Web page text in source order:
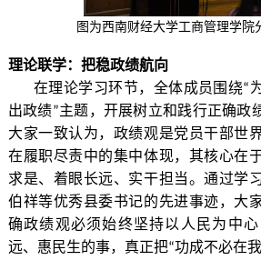
图为西南财经大学工商管理学院
理论联学：把稳政绩航向
在理论学习环节，全体成员围绕“
出政绩”主题，开展树立和践行正确政
大家一致认为， 政绩观是党员干部世
在履职尽责中的集中体现，其核心在
求是、着眼长远、实干担当。通过学
伯祥等优秀县委书记的先进事迹，大
确政绩观必须始终坚持以人民为中
远、惠民生的事，真正把“功成不必在